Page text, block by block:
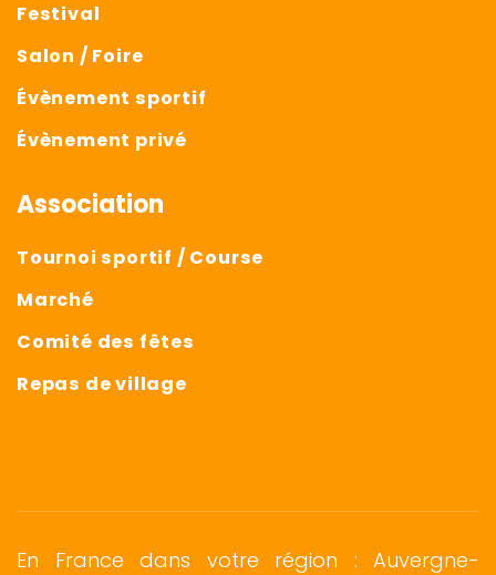
Festival
Salon / Foire
Évènement sportif
Évènement privé
Association
Tournoi sportif / Course
Marché
Comité des fêtes
Repas de village
En France dans votre région : Auvergne-